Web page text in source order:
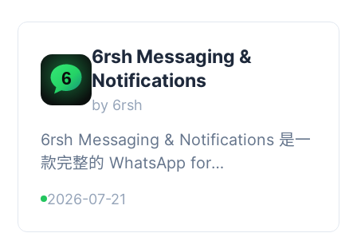
6rsh Messaging &
Notifications
by 6rsh
6rsh Messaging & Notifications 是一
款完整的 WhatsApp for
知、放棄購物車恢復、訂單追蹤、AI 代
2026-07-21